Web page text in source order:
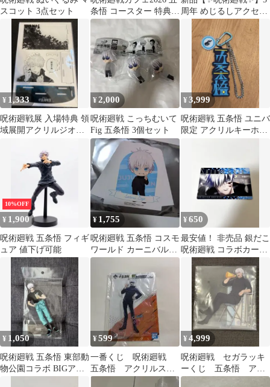
スコット 3点セット
条悟 コースター 特典
5th Anniversary
周年 めじるしアクセサ
リー 懐玉・玉折 五条悟
¥ 1,333
呪術廻戦展 入場特典 領
域展開アクリルジオラ
¥2,000
呪術廻戦 こっちむいて
Fig 五条悟 3個セット
¥3,999
呪術廻戦 五条悟 ユニバ
限定 アクリルキーホル
10%OFF
¥ 1,900
呪術廻戦 五条悟 フィギ
ュア 値下げ可能
¥ 1,755
呪術廻戦 五条悟 コスモ
ワールド カーニバルゲ
ーム ミニスタンド
¥650
最安値！ 非売品 銀だこ
呪術廻戦 コラボカード
五条悟 コラボカード
¥ 1,050
呪術廻戦 五条悟 東部動
物公園コラボ BIGアク
¥599
一番くじ 呪術廻戦
五条悟 アクリルスタ
¥4,999
呪術廻戦 セガラッキ
ーくじ 五条悟 アク
リルスタンド アクスタ